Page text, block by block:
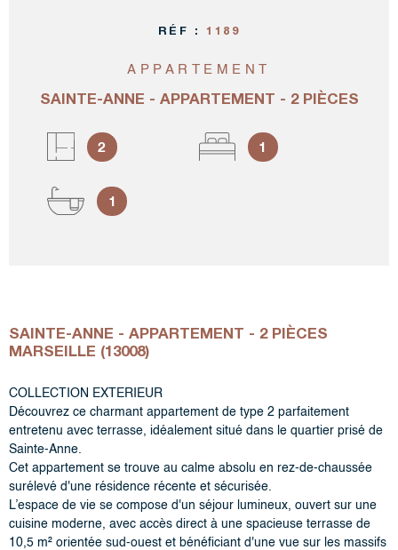
RÉF :1189
APPARTEMENT
SAINTE-ANNE - APPARTEMENT - 2 PIÈCES
2 1
1
SAINTE-ANNE - APPARTEMENT - 2 PIÈCES
MARSEILLE (13008)
COLLECTION EXTERIEUR
Découvrez ce charmant appartement de type 2 parfaitement
entretenu avec terrasse, idéalement situé dans le quartier prisé de
Sainte-Anne.
Cet appartement se trouve au calme absolu en rez-de-chaussée
surélevé d'une résidence récente et sécurisée.
L’espace de vie se compose d'un séjour lumineux, ouvert sur une
cuisine moderne, avec accès direct à une spacieuse terrasse de
10,5 m² orientée sud-ouest et bénéficiant d'une vue sur les massifs